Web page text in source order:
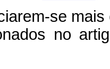
se
no